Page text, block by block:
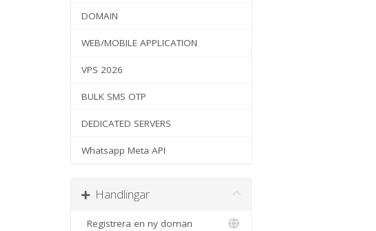
DOMAIN
WEB/MOBILE APPLICATION
VPS 2026
BULK SMS OTP
DEDICATED SERVERS
Whatsapp Meta API
Handlingar
Registrera en ny domän